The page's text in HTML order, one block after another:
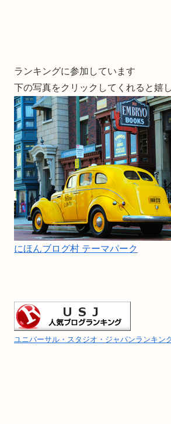
ランキングに参加しています
下の写真をクリックしてくれると嬉
にほんブログ村 テーマパーク
ユニバーサル・スタジオ・ジャパンランキン